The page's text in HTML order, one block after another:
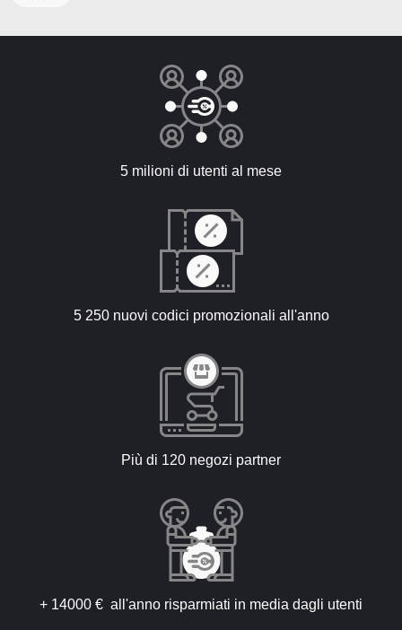
5 milioni di utenti al mese
5 250 nuovi codici promozionali all'anno
Più di 120 negozi partner
+ 14000 € all'anno risparmiati in media dagli utenti